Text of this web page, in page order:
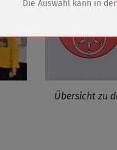
Übersicht zu
Cookies.
Cookies die bei der
Die Auswahl kann in der